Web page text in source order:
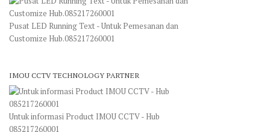
Pusat LED Running Text - Untuk Pemesanan dan
Customize Hub.085217260001
IMOU CCTV TECHNOLOGY PARTNER
Untuk informasi Product IMOU CCTV - Hub
085217260001